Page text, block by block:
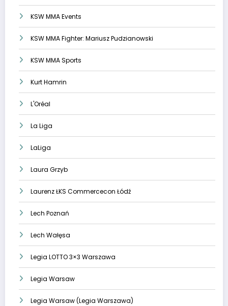
KSW MMA Events
KSW MMA Fighter: Mariusz Pudzianowski
KSW MMA Sports
Kurt Hamrin
L'Oréal
La Liga
LaLiga
Laura Grzyb
Laurenz ŁKS Commercecon Łódź
Lech Poznań
Lech Wałęsa
Legia LOTTO 3×3 Warszawa
Legia Warsaw
Legia Warsaw (Legia Warszawa)